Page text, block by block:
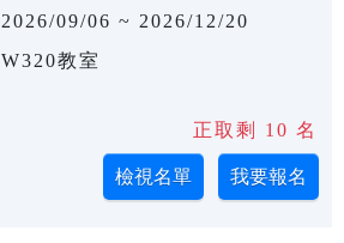
2026/09/06 ~ 2026/12/20
W320教室
正取剩 10 名